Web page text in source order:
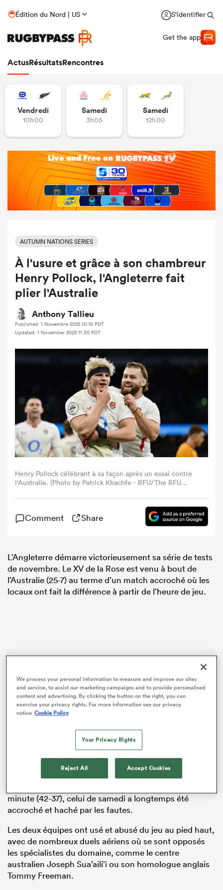
Édition du Nord | US S'identifier
Get the app
ActusRésultatsRencontres
Vendredi
10h00
Samedi
3h05
Samedi
12h00
AUTUMN NATIONS SERIES
À l'usure et grâce à son chambreur
Henry Pollock, l'Angleterre fait
plier l'Australie
Anthony Tallieu
Published: 1 Novembre 2025 10:19 PDT
Updated: 1 November 2025 11:30 PDT
Henry Pollock célébrant à sa façon après un essai contre
l'Australie. (Photo by Patrick Khachfe - RFU/The RFU
Comment Share
L’Angleterre démarre victorieusement sa série de tests
de novembre. Le XV de la Rose est venu à bout de
l’Australie (25-7) au terme d’un match accroché où les
locaux ont fait la différence à partir de l’heure de jeu.
Loin du match somptueux de l’an passé où les
minute (42-37), celui de samedi a longtemps été
accroché et haché par les fautes.
Les deux équipes ont usé et abusé du jeu au pied haut,
avec de nombreux duels aériens où se sont opposés
les spécialistes du domaine, comme le centre
australien Joseph Sua’aili’i ou son homologue anglais
Tommy Freeman.
We process your personal information to measure and improve our sites
and service, to assist our marketing campaigns and to provide personalised
content and advertising. By clicking the button on the right, you can
exercise your privacy rights. For more information see our privacy
notice Cookie Policy
Your Privacy Rights
Reject All Accept Cookies